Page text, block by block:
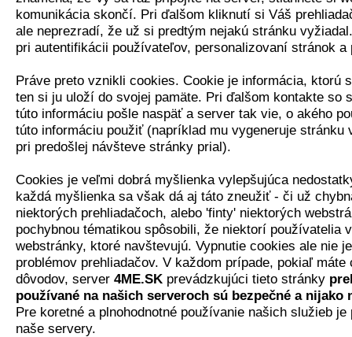
komunikácia skončí. Pri ďalšom kliknutí si Váš
ale neprezradí, že už si predtým nejakú stránku
pri autentifikácii používateľov, personalizovaní stránok a
Práve preto vznikli cookies. Cookie je informácia, ktorú
ten si ju uloží do svojej pamäte. Pri ďalšom kontakte so
túto informáciu pošle naspäť a server tak vie, o akého
túto informáciu použiť (napríklad mu vygeneruje stránku
pri predošlej návšteve stránky prial).
Cookies je veľmi dobrá myšlienka vylepšujúca
každá myšlienka sa však dá aj táto zneužiť - či už
niektorých prehliadačoch, alebo 'finty' niektorých
pochybnou tématikou spôsobili, že niektorí používatelia
webstránky, ktoré navštevujú. Vypnutie cookies ale nie
problémov prehliadačov. V každom prípade, pokiaľ
dôvodov, server 4ME.SK prevádzkujúci tieto stránky
používané na našich serveroch sú bezpečné a nijako
Pre koretné a plnohodnotné používanie našich služieb
naše servery.